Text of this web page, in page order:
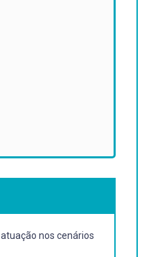
nos cenários